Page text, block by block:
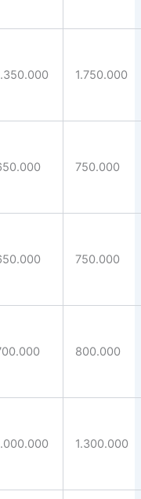
1.750.000
750.000
750.000
800.000
1.300.000